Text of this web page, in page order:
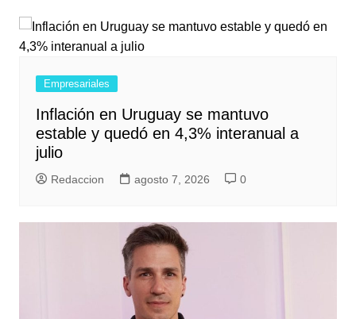
Empresariales
Inflación en Uruguay se mantuvo
estable y quedó en 4,3% interanual a
julio
Redaccion agosto 7, 2026 0